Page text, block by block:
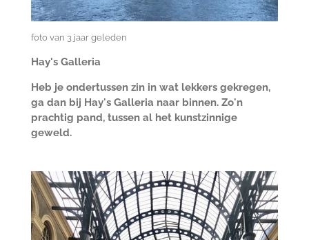
foto van 3 jaar geleden
Hay's Galleria
Heb je ondertussen zin in wat lekkers gekregen,
ga dan bij Hay's Galleria naar binnen. Zo'n
prachtig pand, tussen al het kunstzinnige
geweld.